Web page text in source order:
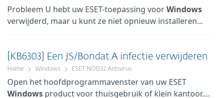
Probleem U hebt uw ESET-toepassing voorWindows
verwijderd, maar u kunt ze niet opnieuw installeren...
[KB6303] Een JS/Bondat.A infectie verwijderen
Home Windows ESET NOD32 Antivirus
Open het hoofdprogrammavenster van uw ESET
Windows product voor thuisgebruik of klein kantoor....